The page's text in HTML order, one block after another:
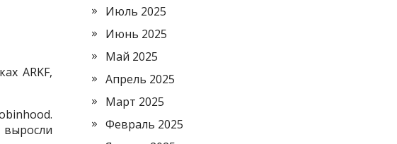
ARKF,
Июль 2025
Июнь 2025
Май 2025
Апрель 2025
Март 2025
Февраль 2025